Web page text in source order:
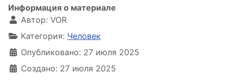
Информация о материале
Автор: VOR
Категория: Человек
Опубликовано: 27 июля 2025
Создано: 27 июля 2025